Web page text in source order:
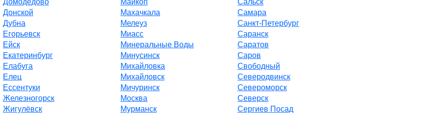
Домодедово
Донской
Дубна
Егорьевск
Ейск
Екатеринбург
Елабуга
Елец
Ессентуки
Железногорск
Жигулёвск
Майкоп
Махачкала
Мелеуз
Миасс
Минеральные Воды
Минусинск
Михайловка
Михайловск
Мичуринск
Москва
Мурманск
Сальск
Самара
Санкт-Петербург
Саранск
Саратов
Саров
Свободный
Северодвинск
Североморск
Северск
Сергиев Посад